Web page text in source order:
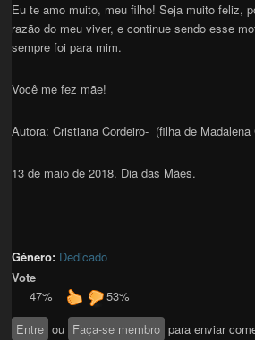
Eu te amo muito, meu filho! Seja muito feliz,
razão do meu viver, e continue sendo esse
sempre foi para mim.
Você me fez mãe!
Autora: Cristiana Cordeiro- (filha de Madalena
13 de maio de 2018. Dia das Mães.
Género: Dedicado
Vote
47%
53%
Entre ou Faça-se membro para enviar